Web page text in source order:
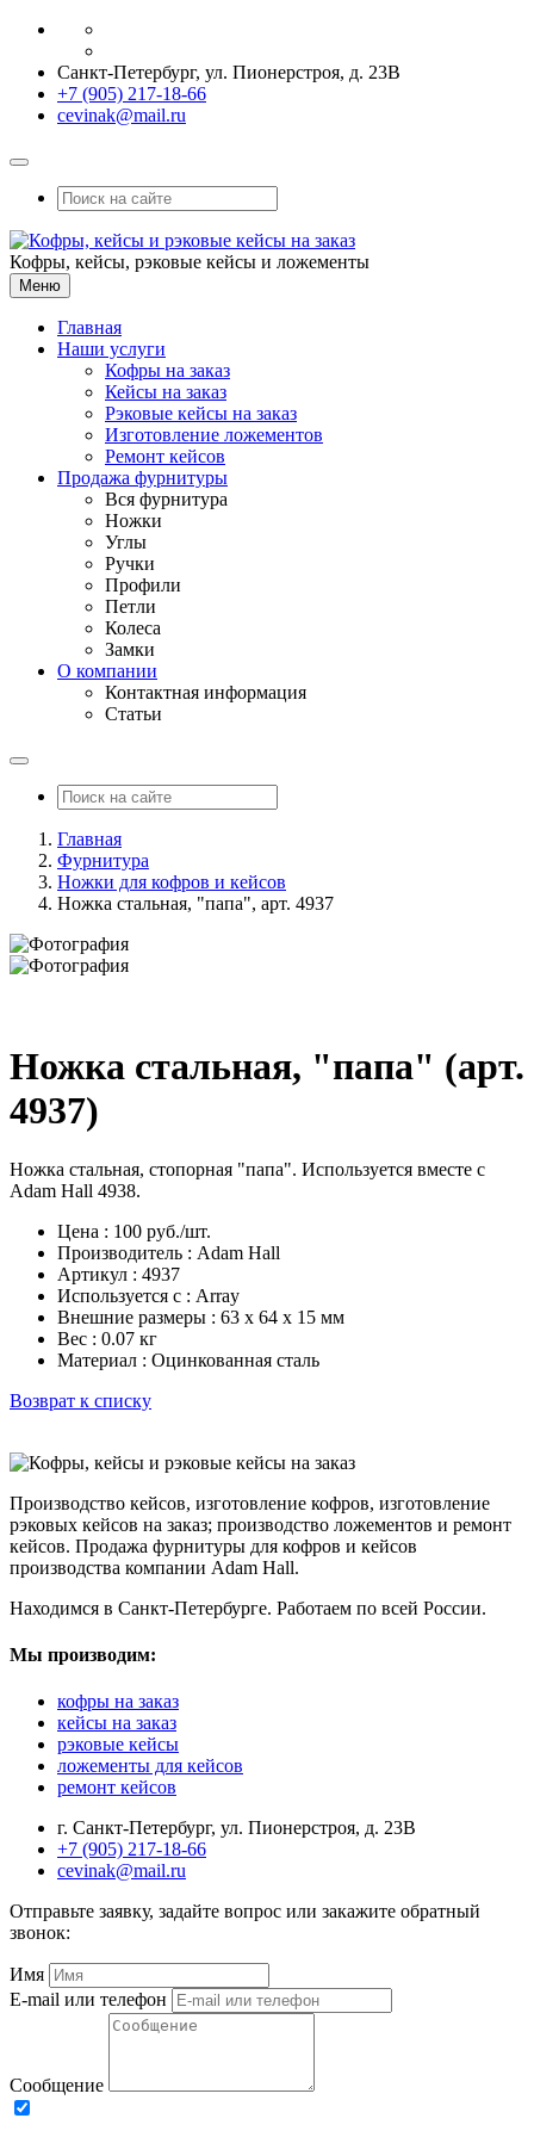
Санкт-Петербург, ул. Пионерстроя, д. 23В
+7 (905) 217-18-66
cevinak@mail.ru
Кофры, кейсы, рэковые кейсы и ложементы
Меню
Главная
Наши услуги
Кофры на заказ
Кейсы на заказ
Рэковые кейсы на заказ
Изготовление ложементов
Ремонт кейсов
Продажа фурнитуры
Вся фурнитура
Ножки
Углы
Ручки
Профили
Петли
Колеса
Замки
О компании
Контактная информация
Статьи
Главная
Фурнитура
Ножки для кофров и кейсов
Ножка стальная, "папа", арт. 4937
Ножка стальная, "папа" (арт.
4937)
Ножка стальная, стопорная "папа". Используется вместе с
Adam Hall 4938.
Цена : 100 руб./шт.
Производитель : Adam Hall
Артикул : 4937
Используется с : Array
Внешние размеры : 63 х 64 х 15 мм
Вес : 0.07 кг
Материал : Оцинкованная сталь
Возврат к списку
Производство кейсов, изготовление кофров, изготовление
рэковых кейсов на заказ; производство ложементов и ремонт
кейсов. Продажа фурнитуры для кофров и кейсов
производства компании Adam Hall.
Находимся в Санкт-Петербурге. Работаем по всей России.
Мы производим:
кофры на заказ
кейсы на заказ
рэковые кейсы
ложементы для кейсов
ремонт кейсов
г. Санкт-Петербург, ул. Пионерстроя, д. 23В
+7 (905) 217-18-66
cevinak@mail.ru
Отправьте заявку, задайте вопрос или закажите обратный
звонок:
Имя
E-mail или телефон
Сообщение